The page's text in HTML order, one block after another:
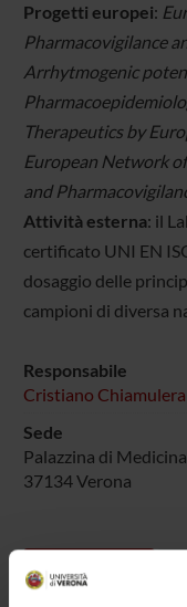
Progetti europei:
Pharmacovigilance
Arrhytmogenic
Therapeutics by
European Network
and
Attività esterna: il
certificato UNI EN
dosaggio delle
campioni di diversa
Responsabile
Cristiano Chiamulera
Sede
Palazzina di
37134 Verona
Componenti